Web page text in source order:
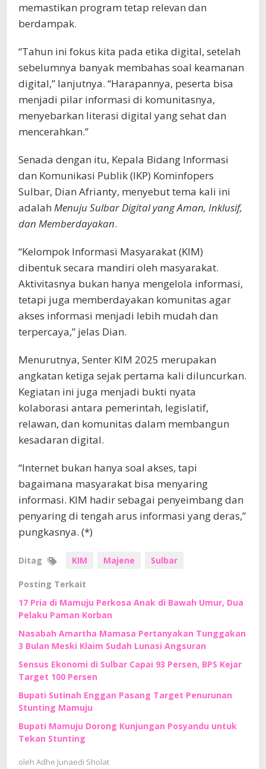
memastikan program tetap relevan dan
berdampak.
“Tahun ini fokus kita pada etika digital, setelah
sebelumnya banyak membahas soal keamanan
digital,” lanjutnya. “Harapannya, peserta bisa
menjadi pilar informasi di komunitasnya,
menyebarkan literasi digital yang sehat dan
mencerahkan.”
Senada dengan itu, Kepala Bidang Informasi
dan Komunikasi Publik (IKP) Kominfopers
Sulbar, Dian Afrianty, menyebut tema kali ini
adalah Menuju Sulbar Digital yang Aman, Inklusif,
dan Memberdayakan.
“Kelompok Informasi Masyarakat (KIM)
dibentuk secara mandiri oleh masyarakat.
Aktivitasnya bukan hanya mengelola informasi,
tetapi juga memberdayakan komunitas agar
akses informasi menjadi lebih mudah dan
terpercaya,” jelas Dian.
Menurutnya, Senter KIM 2025 merupakan
angkatan ketiga sejak pertama kali diluncurkan.
Kegiatan ini juga menjadi bukti nyata
kolaborasi antara pemerintah, legislatif,
relawan, dan komunitas dalam membangun
kesadaran digital.
“Internet bukan hanya soal akses, tapi
bagaimana masyarakat bisa menyaring
informasi. KIM hadir sebagai penyeimbang dan
penyaring di tengah arus informasi yang deras,”
pungkasnya. (*)
Ditag KIM Majene Sulbar
Posting Terkait
17 Pria di Mamuju Perkosa Anak di Bawah Umur, Dua
Pelaku Paman Korban
Nasabah Amartha Mamasa Pertanyakan Tunggakan
3 Bulan Meski Klaim Sudah Lunasi Angsuran
Sensus Ekonomi di Sulbar Capai 93 Persen, BPS Kejar
Target 100 Persen
Bupati Sutinah Enggan Pasang Target Penurunan
Stunting Mamuju
Bupati Mamuju Dorong Kunjungan Posyandu untuk
Tekan Stunting
oleh Adhe Junaedi Sholat